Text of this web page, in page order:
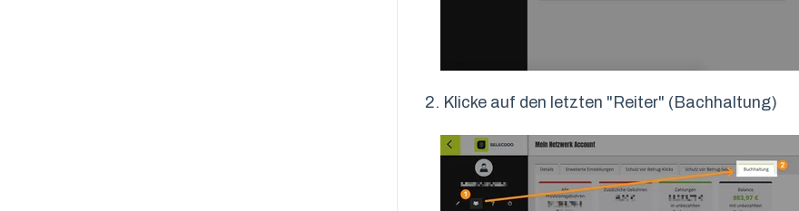
2. Klicke auf den letzten "Reiter" (Bachhaltung)